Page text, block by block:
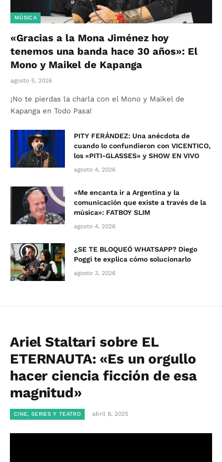
MÚSICA
«Gracias a la Mona Jiménez hoy
tenemos una banda hace 30 años»: El
Mono y Maikel de Kapanga
agosto 5, 2026
¡No te pierdas la charla con el Mono y Maikel de
Kapanga en Todo Pasa!
PITY FERÁNDEZ: Una anécdota de
cuando lo confundieron con VICENTICO,
los «PITI-GLASSES» y SHOW EN VIVO
agosto 4, 2026
«Me encanta ir a Argentina y la
comunicación que existe a través de la
música»: FATBOY SLIM
agosto 4, 2026
¿SE TE BLOQUEÓ WHATSAPP? Diego
Poggi te explica cómo solucionarlo
agosto 3, 2026
Ariel Staltari sobre EL
ETERNAUTA: «Es un orgullo
hacer ciencia ficción de esa
magnitud»
CINE, SERIES Y TEATRO abril 8, 2025